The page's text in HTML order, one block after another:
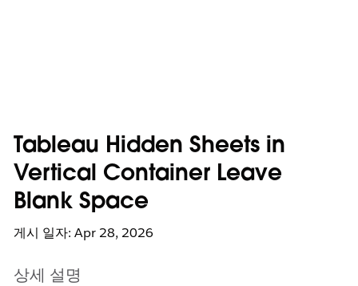
Tableau Hidden Sheets in
Vertical Container Leave
Blank Space
게시 일자: Apr 28, 2026
상세 설명